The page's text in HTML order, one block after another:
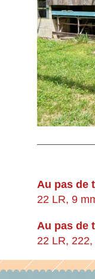
Au pas de
22 LR, 9
Au pas de
22 LR,